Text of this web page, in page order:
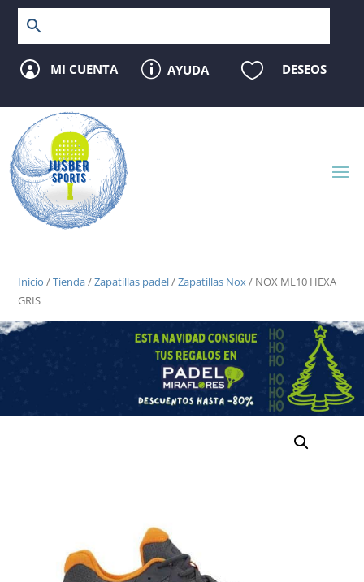
 MI CUENTA p AYUDA  DESEOS
Inicio /Tienda/Zapatillas padel/Zapatillas Nox/ NOX ML10 HEXA
GRIS